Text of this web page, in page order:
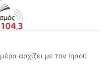
αρχίζει με τον Ιησού